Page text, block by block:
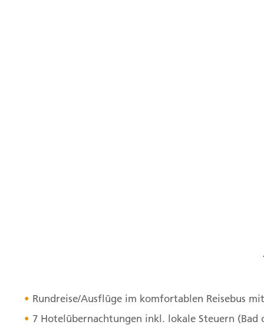
Rundreise/Ausflüge im komfortablen Reisebus
7 Hotelübernachtungen inkl. lokale Steuern (Bad